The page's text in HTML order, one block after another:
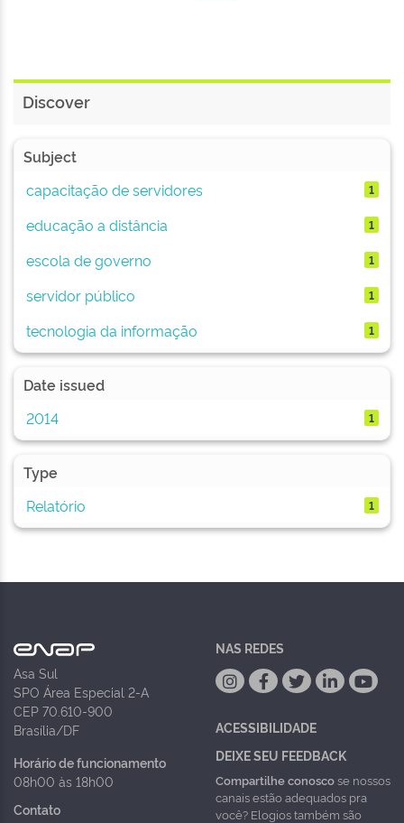
Discover
Subject
capacitação de servidores
1
educação a distância 1
escola de governo 1
servidor público 1
tecnologia da informação 1
Date issued
2014
1
Type
Relatório
1
Asa Sul
SPO Área Especial 2-A
CEP 70.610-900
Brasília/DF
Horário de funcionamento
08h00 às 18h00
Contato
NAS REDES
ACESSIBILIDADE
DEIXE SEU FEEDBACK
Compartilhe conoscose nossos
canais estão adequados pra
você? Elogios também são